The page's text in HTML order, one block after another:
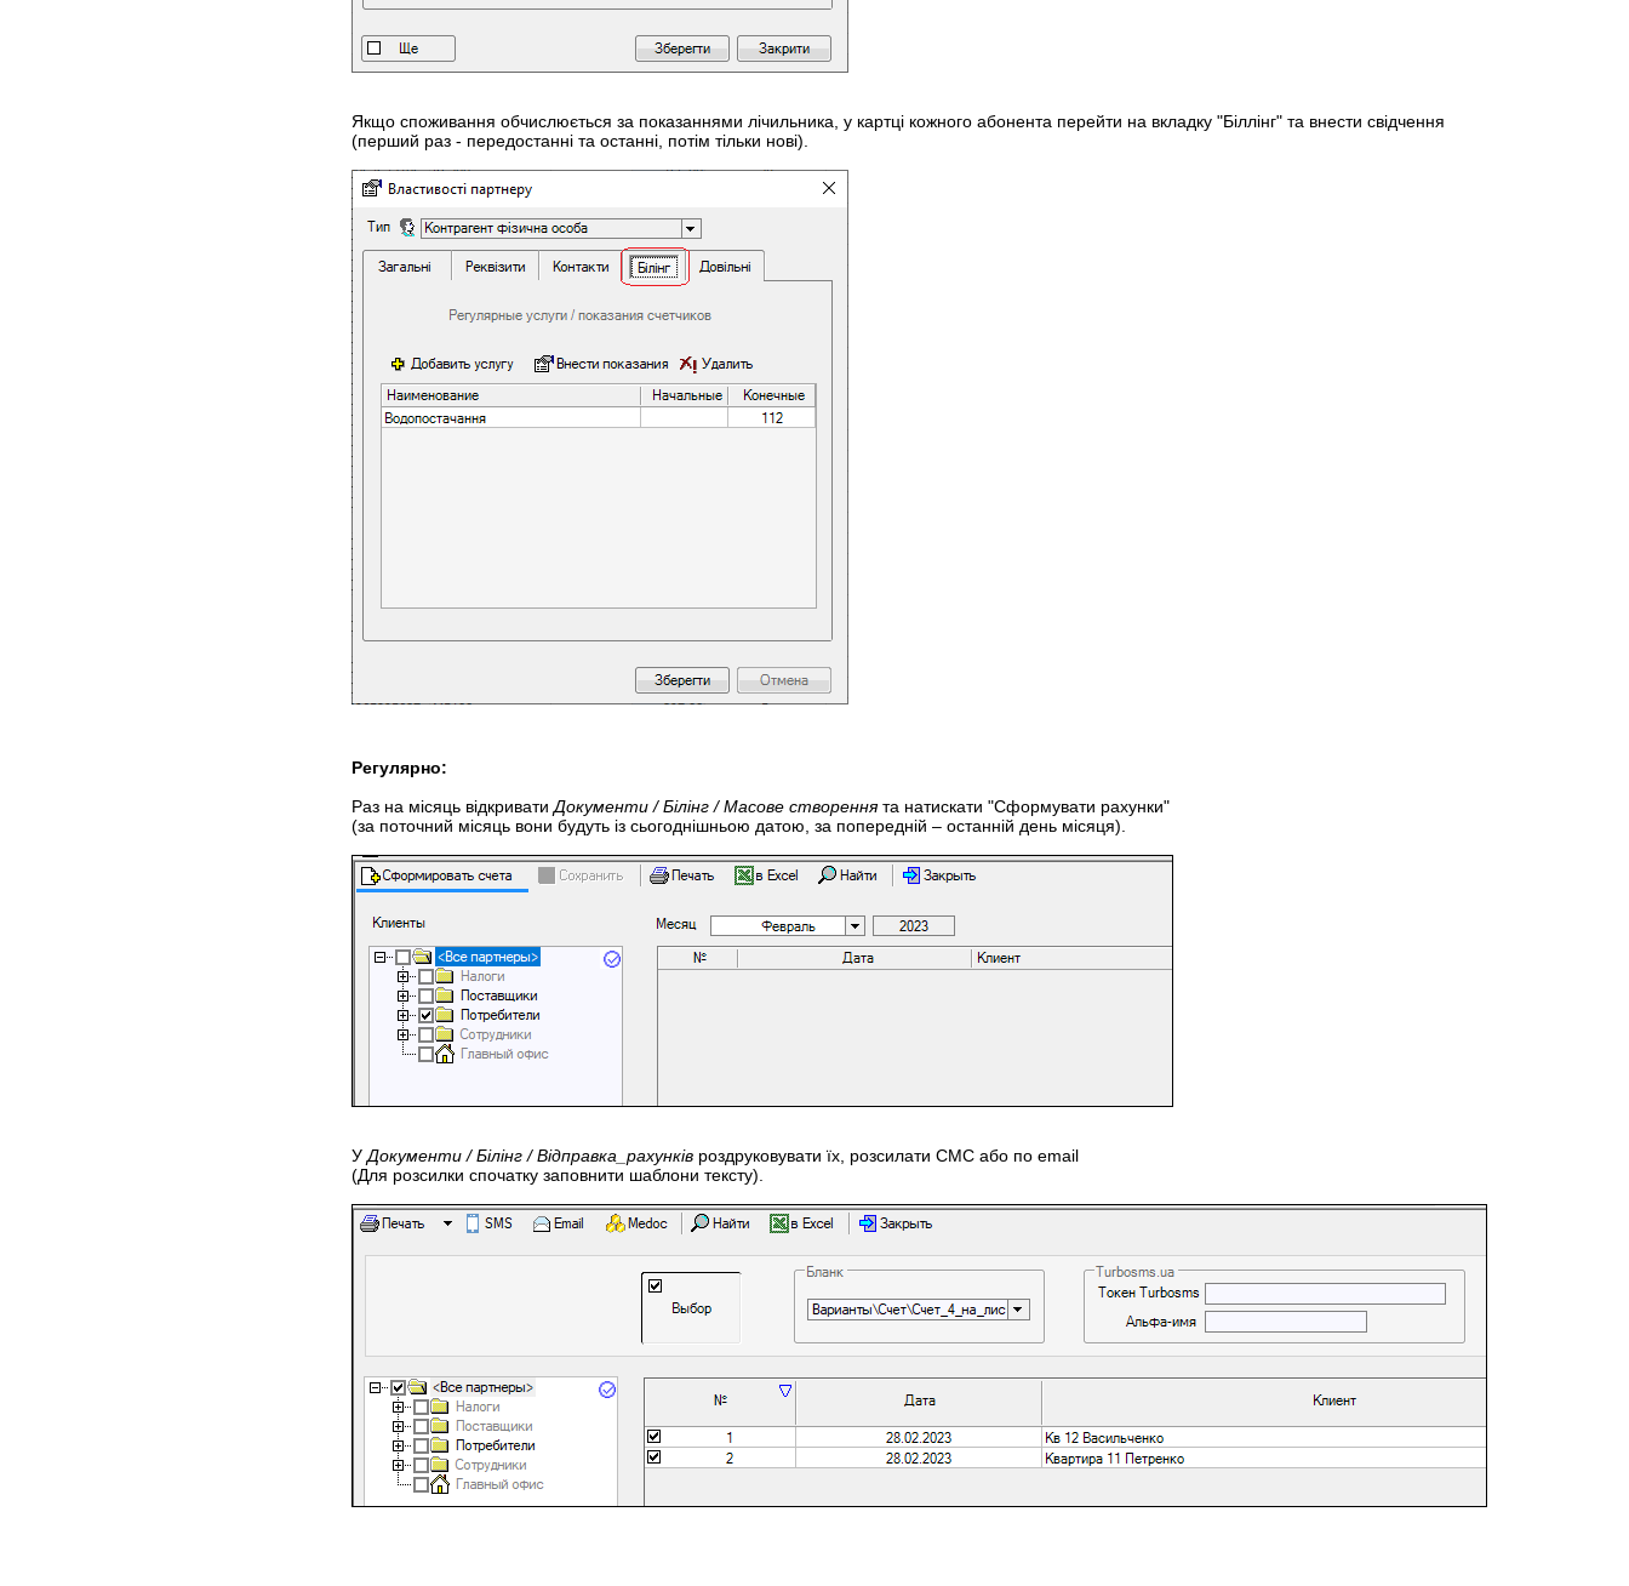
Якщо споживання обчислюється за показаннями лічильника, у картці кожного абонента перейти на вкладку "Біллінг" та внести свідчення
(перший раз - передостанні та останні, потім тільки нові).
Регулярно:
Раз на місяць відкривати Документи / Білінг / Масове створеннята натискати "Сформувати рахунки"
(за поточний місяць вони будуть із сьогоднішньою датою, за попередній – останній день місяця).
У Документи / Білінг / Відправка_рахунків роздруковувати їх, розсилати СМС або по email
(Для розсилки спочатку заповнити шаблони тексту).